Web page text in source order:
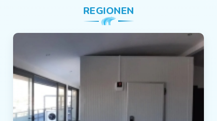
REGIONEN